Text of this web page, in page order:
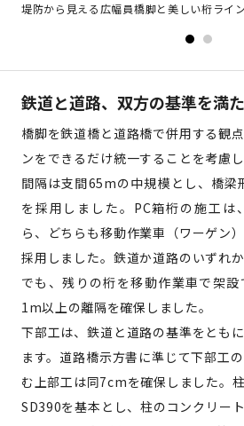
堤防から見える広幅員橋脚と美しい桁ライン
鉄道と道路、双方の基準を満
橋脚を鉄道橋と道路橋で併用する観
ンをできるだけ統一することを考慮
間隔は支間65mの中規模とし、橋梁
を採用しました。PC箱桁の施工は
ら、どちらも移動作業車（ワーゲン
採用しました。鉄道か道路のいずれ
でも、残りの桁を移動作業車で架
1m以上の離隔を確保しました。
下部工は、鉄道と道路の基準をとも
ます。道路橋示方書に準じて下部工
む上部工は同7cmを確保しました。
SD390を基本とし、柱のコンクリー